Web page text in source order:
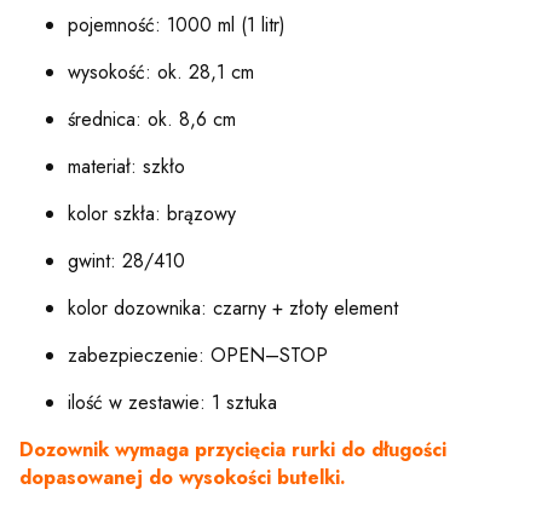
pojemność: 1000 ml (1 litr)
wysokość: ok. 28,1 cm
średnica: ok. 8,6 cm
materiał: szkło
kolor szkła: brązowy
gwint: 28/410
kolor dozownika: czarny + złoty element
zabezpieczenie: OPEN–STOP
ilość w zestawie: 1 sztuka
Dozownik wymaga przycięcia rurki do długości
dopasowanej do wysokości butelki.